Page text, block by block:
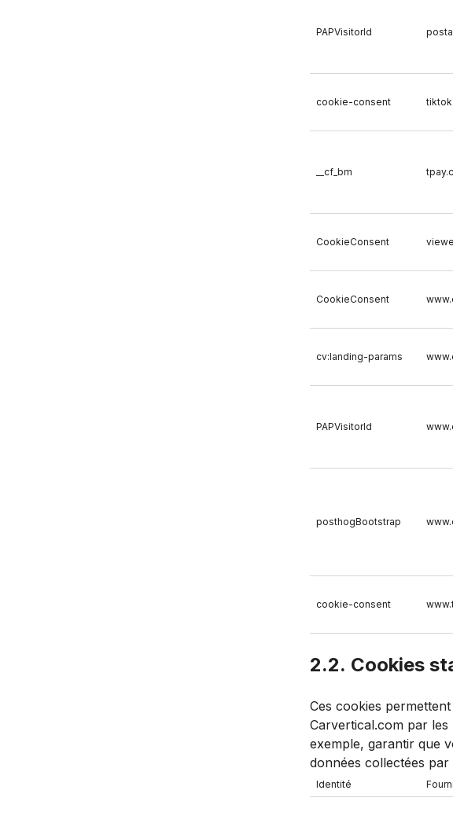
PAPVisitorId
cookie-consent
__cf_bm
CookieConsent
CookieConsent
cv:landing-params
PAPVisitorId
posthogBootstrap
cookie-consent
2.2. Cookies
Ces cookies
Carvertical.com par les
exemple, garantir que
données collectées
Identité